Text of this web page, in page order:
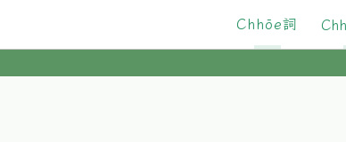
Chhōe詞